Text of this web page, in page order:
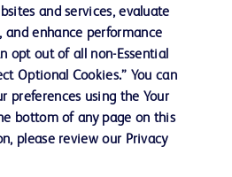
and services, evaluate
enhance performance
opt out of all non-Essential
Optional Cookies.” You can
preferences using the Your
bottom of any page on this
please review our Privacy